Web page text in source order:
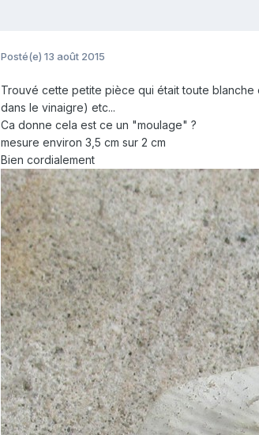
Posté(e) 13 août 2015
Trouvé cette petite pièce qui était toute
dans le vinaigre) etc...
Ca donne cela est ce un "moulage" ?
mesure environ 3,5 cm sur 2 cm
Bien cordialement